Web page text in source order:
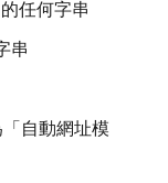
任何字串
串
自動網址模